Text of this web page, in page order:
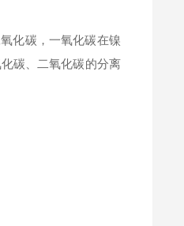
化碳，一氧化碳在镍
碳、二氧化碳的分离